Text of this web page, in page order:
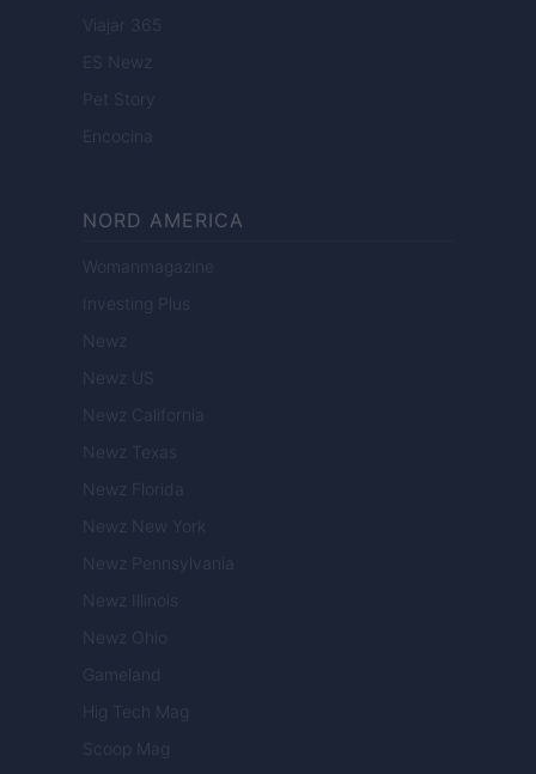
Viajar 365
ES Newz
Pet Story
Encocina
NORD AMERICA
Womanmagazine
Investing Plus
Newz
Newz US
Newz California
Newz Texas
Newz Florida
Newz New York
Newz Pennsylvania
Newz Illinois
Newz Ohio
Gameland
Hig Tech Mag
Scoop Mag